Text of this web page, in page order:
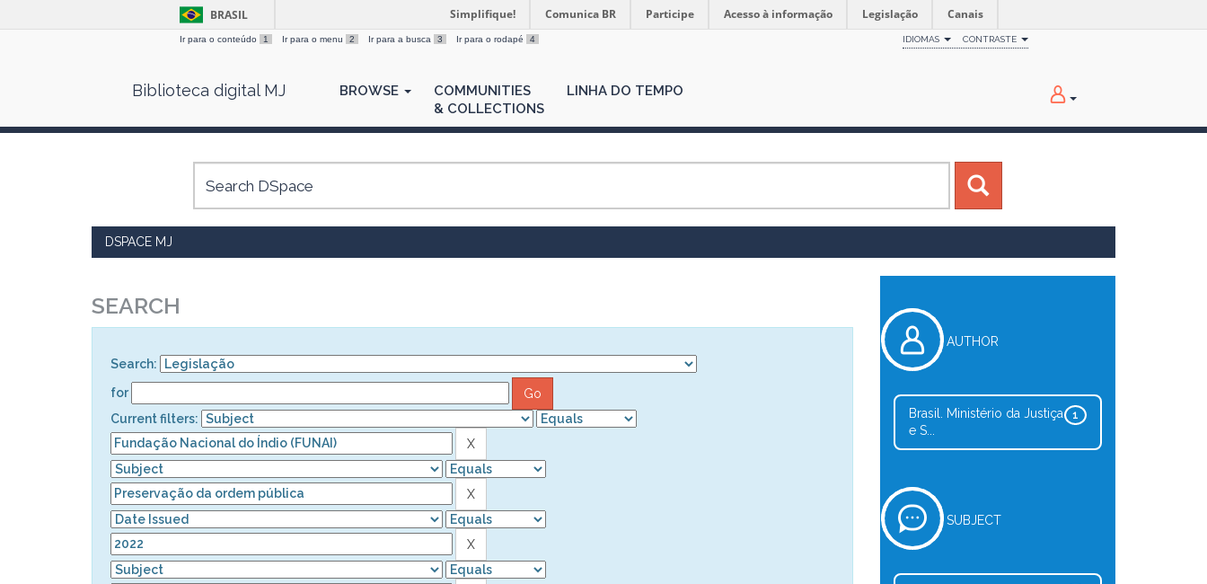
BRASIL Simplifique! Comunica BR Participe Acesso à informação Legislação Canais
Ir para o conteúdo 1 Ir para o menu 2 Ir para a busca 3 Ir para o rodapé 4 IDIOMAS CONTRASTE
Biblioteca digital MJ BROWSE
COMMUNITIES
& COLLECTIONS
LINHA DO TEMPO
DSPACE MJ
SEARCH
Search:
for
Current filters:
AUTHOR
1
Brasil. Ministério da Justiça
e S...
SUBJECT